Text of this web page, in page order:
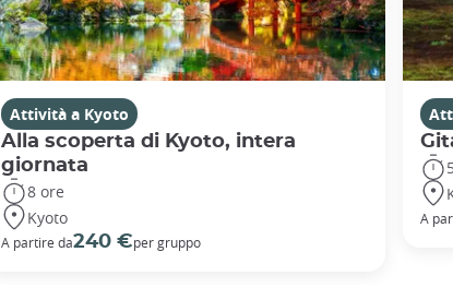
Attività a Kyoto
Alla scoperta di Kyoto, intera
giornata
8 ore
Kyoto
A partire da240 €per gruppo
A